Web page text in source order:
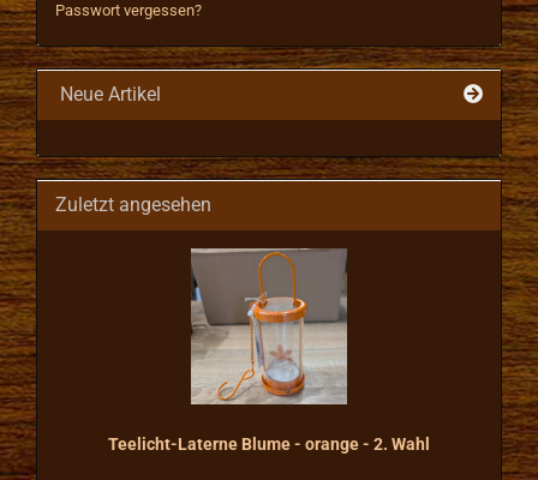
Passwort vergessen?
Neue Artikel
Zuletzt angesehen
Teelicht-Laterne Blume - orange - 2. Wahl